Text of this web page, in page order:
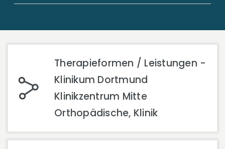
Therapieformen / Leistungen -
Klinikum Dortmund
Klinikzentrum Mitte
Orthopädische, Klinik